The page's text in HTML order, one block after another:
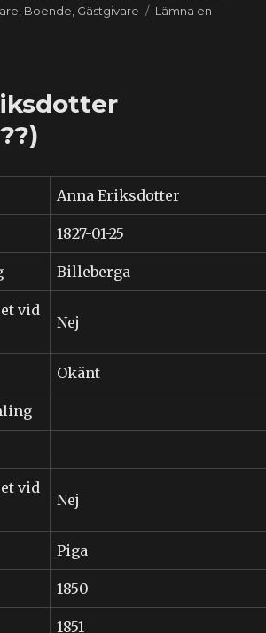
Boende Gästgivare
Lämna en
Anna Eriksdotter
1827-01-25
Billeberga
vid
Nej
Okänt
vid
Nej
Piga
1850
1851